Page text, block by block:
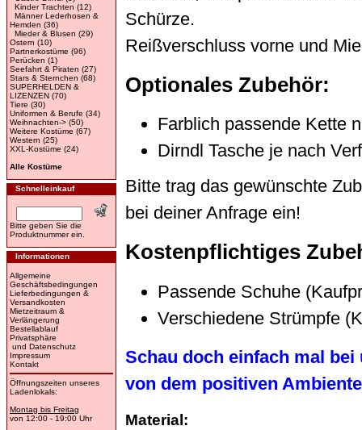
Kinder Trachten (12)
Männer Lederhosen &
Hemden (36)
Mieder & Blusen (29)
Ostern (10)
Partnerkostüme (96)
Perücken (1)
Seefahrt & Piraten (27)
Stars & Sternchen (68)
SUPERHELDEN &
LIZENZEN (70)
Tiere (30)
Uniformen & Berufe (34)
Weihnachten-> (50)
Weitere Kostüme (67)
Western (25)
XXL-Kostüme (24)
Alle Kostüme
Schnelleinkauf
Bitte geben Sie die
Produktnummer ein.
Informationen
Allgemeine
Geschäftsbedingungen
Lieferbedingungen &
Versandkosten
Mietzeitraum &
Verlängerung
Bestellablauf
Privatsphäre
und Datenschutz
Impressum
Kontakt
Öffnungszeiten unseres
Ladenlokals:
Montag bis Freitag
von 12:00 - 19:00 Uhr
Schürze.
Reißverschluss vorne und
Optionales Zubehör:
Farblich passende Kette
Dirndl Tasche je nach
Bitte trag das gewünschte
bei deiner Anfrage ein!
Kostenpflichtiges
Passende Schuhe
Verschiedene Strümpfe
Schau doch einfach mal
von dem positiven
Material: